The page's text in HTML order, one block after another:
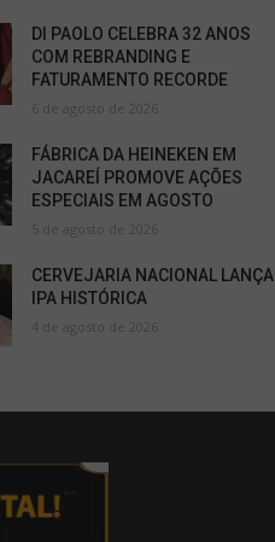
DI PAOLO CELEBRA 32 ANOS
COM REBRANDING E
FATURAMENTO RECORDE
6 de agosto de 2026
FÁBRICA DA HEINEKEN EM
JACAREÍ PROMOVE AÇÕES
ESPECIAIS EM AGOSTO
5 de agosto de 2026
CERVEJARIA NACIONAL LANÇA
IPA HISTÓRICA
4 de agosto de 2026